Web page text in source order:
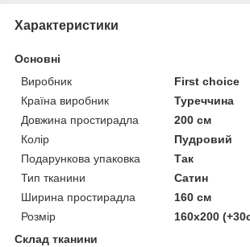
Характеристики
Основні
Виробник
First choice
Країна виробник
Туреччина
Довжина простирадла
200 см
Колір
Пудровий
Подарункова упаковка
Так
Тип тканини
Сатин
Ширина простирадла
160 см
Розмір
160х200
Склад тканини